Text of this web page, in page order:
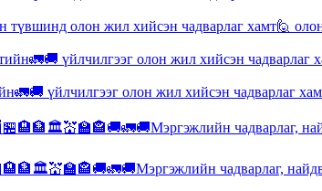
түвшинд олон жил хийсэн чадварлаг хамт🙋
үйлчилгээг олон жил хийсэн чадварлаг
чадварлаг,